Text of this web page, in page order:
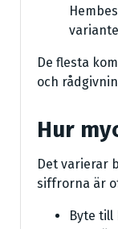
De flesta
och
Hur
Det varierar
siffrorna är
Byte till